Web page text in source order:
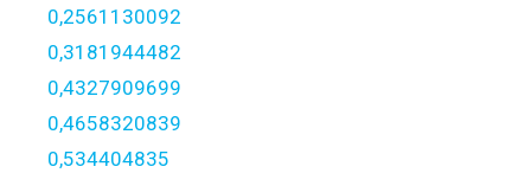
0,2561130092
0,3181944482
0,4327909699
0,4658320839
0,534404835